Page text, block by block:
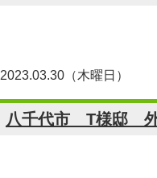
2023.03.30（木曜日）
八千代市 T様邸 外